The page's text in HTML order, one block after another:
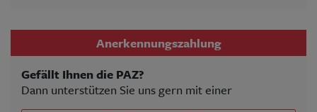
Anerkennungszahlung
Gefällt Ihnen die PAZ?
Dann unterstützen Sie uns gern mit einer